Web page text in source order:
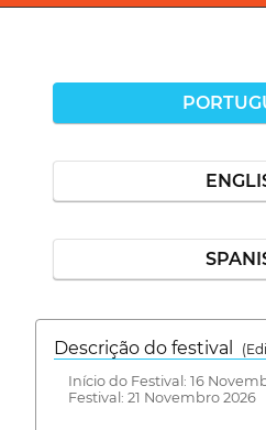
Descrição do festival
Início do Festival: 16
Festival: 21 Novembro 2026